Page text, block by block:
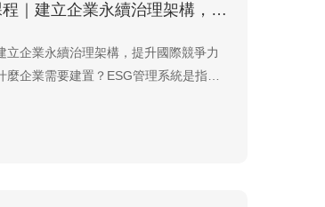
ESG管理系統建置課程｜建立企業永續治理架構，提升國際競爭力
立企業永續治理架構，提升國際競爭力
企業需要建置？ESG管理系統是指企
合至企業經營管理中，透過制度、流